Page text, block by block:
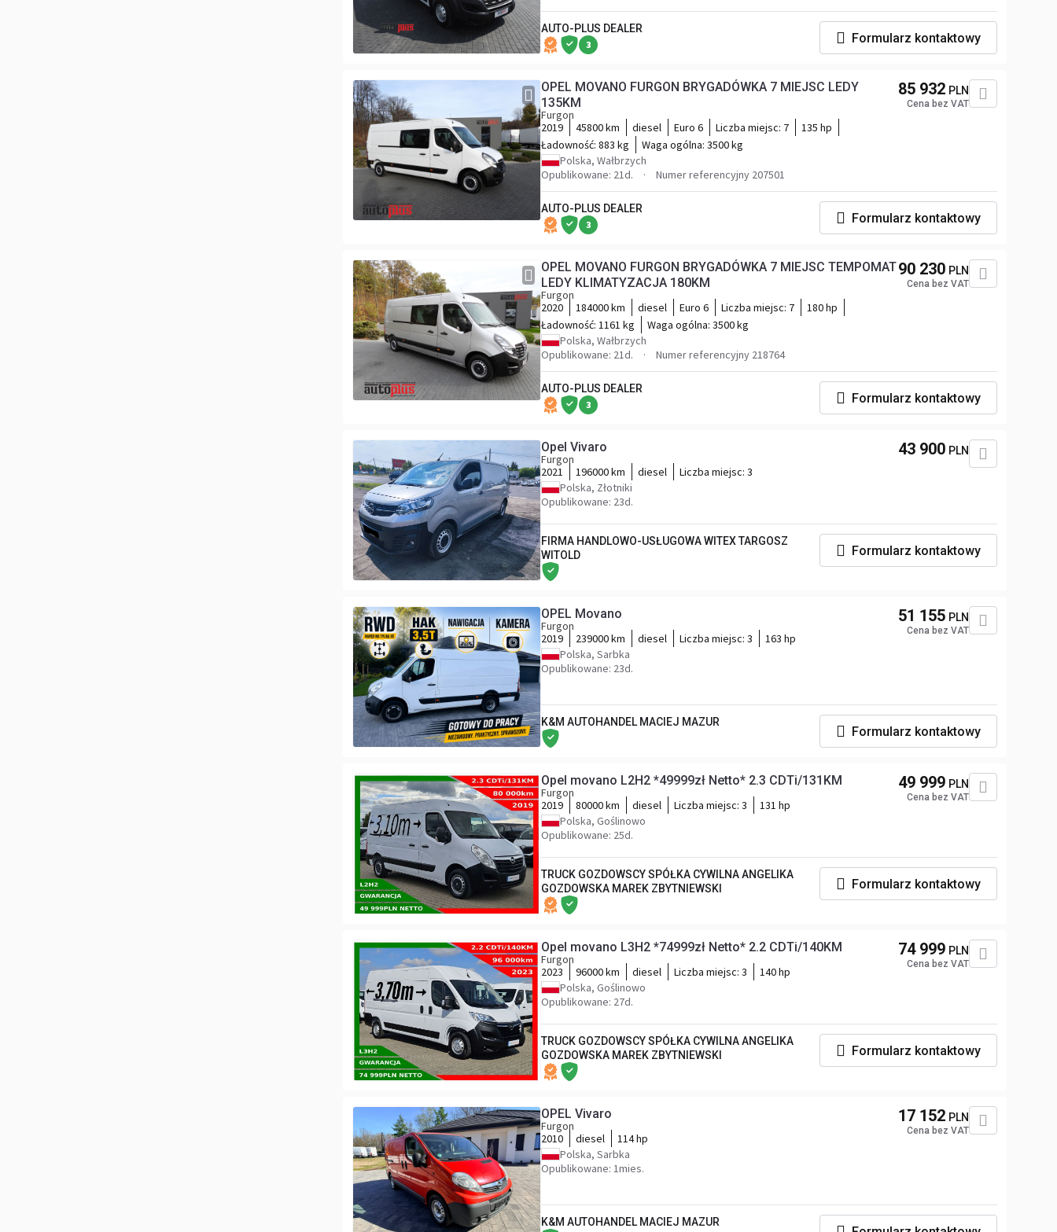
AUTO-PLUS DEALER
3 Formularz kontaktowy
OPEL MOVANO FURGON BRYGADÓWKA 7 MIEJSC LEDY
135KM
Furgon
2019
45800 km diesel Euro 6 Liczba miejsc: 7
135 hp
Ładowność: 883 kg Waga ogólna: 3500 kg
Polska, Wałbrzych
Opublikowane: 21d.
Numer referencyjny 207501
85 932 PLN
Cena bez VAT
AUTO-PLUS DEALER
3 Formularz kontaktowy
OPEL MOVANO FURGON BRYGADÓWKA 7 MIEJSC TEMPOMAT
LEDY KLIMATYZACJA 180KM
Furgon
2020
184000 km diesel Euro 6 Liczba miejsc: 7
180 hp
Ładowność: 1161 kg Waga ogólna: 3500 kg
Polska, Wałbrzych
Opublikowane: 21d.
Numer referencyjny 218764
90 230 PLN
Cena bez VAT
AUTO-PLUS DEALER
3 Formularz kontaktowy
Opel Vivaro
Furgon
2021
196000 km diesel Liczba miejsc: 3
Polska, Złotniki
Opublikowane: 23d.
43 900 PLN
FIRMA HANDLOWO-USŁUGOWA WITEX TARGOSZ
WITOLD
Formularz kontaktowy
OPEL Movano
Furgon
2019
239000 km diesel Liczba miejsc: 3
163 hp
Polska, Sarbka
Opublikowane: 23d.
51 155 PLN
Cena bez VAT
K&M AUTOHANDEL MACIEJ MAZUR
Formularz kontaktowy
Opel movano L2H2 *49999zł Netto* 2.3 CDTi/131KM
Furgon
2019
80000 km diesel Liczba miejsc: 3
131 hp
Polska, Goślinowo
Opublikowane: 25d.
49 999 PLN
Cena bez VAT
TRUCK GOZDOWSCY SPÓŁKA CYWILNA ANGELIKA
GOZDOWSKA MAREK ZBYTNIEWSKI
Formularz kontaktowy
Opel movano L3H2 *74999zł Netto* 2.2 CDTi/140KM
Furgon
2023
96000 km diesel Liczba miejsc: 3
140 hp
Polska, Goślinowo
Opublikowane: 27d.
74 999 PLN
Cena bez VAT
TRUCK GOZDOWSCY SPÓŁKA CYWILNA ANGELIKA
GOZDOWSKA MAREK ZBYTNIEWSKI
Formularz kontaktowy
OPEL Vivaro
Furgon
2010
diesel
114 hp
Polska, Sarbka
Opublikowane: 1mies.
17 152 PLN
Cena bez VAT
K&M AUTOHANDEL MACIEJ MAZUR